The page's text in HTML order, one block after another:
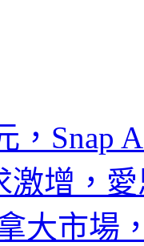
，Snap
增，
大市場